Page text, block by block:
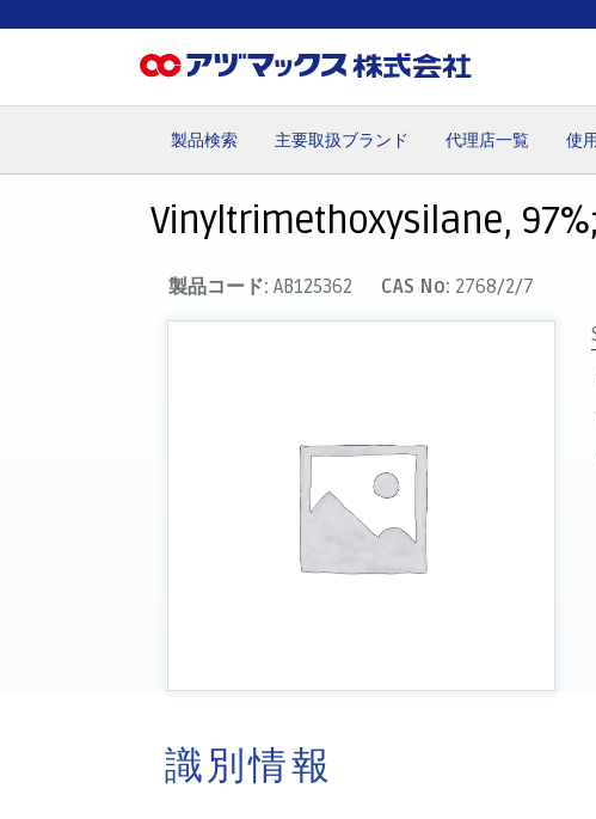
製品検索 主要取扱ブランド 代理店一覧 使
Vinyltrimethoxysilane,
製品コード:AB125362 CAS No: 2768/2/7
識別情報